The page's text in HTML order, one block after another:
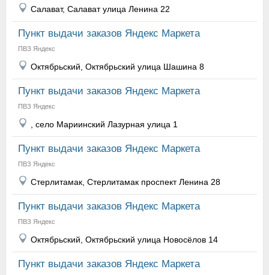
Салават, Салават улица Ленина 22
Пункт выдачи заказов Яндекс Маркета
ПВЗ Яндекс
Октябрьский, Октябрьский улица Шашина 8
Пункт выдачи заказов Яндекс Маркета
ПВЗ Яндекс
, село Мариинский Лазурная улица 1
Пункт выдачи заказов Яндекс Маркета
ПВЗ Яндекс
Стерлитамак, Стерлитамак проспект Ленина 28
Пункт выдачи заказов Яндекс Маркета
ПВЗ Яндекс
Октябрьский, Октябрьский улица Новосёлов 14
Пункт выдачи заказов Яндекс Маркета